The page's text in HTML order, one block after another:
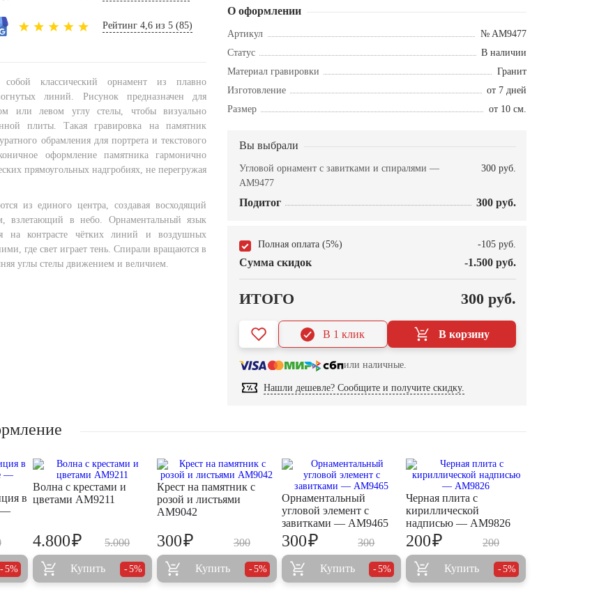
Рейтинг 4,6 из 5 (85)
собой классический орнамент из плавно
линий. Рисунок предназначен для
или левом углу стелы, чтобы визуально
плиты. Такая гравировка на памятник
обрамления для портрета и текстового
оформление памятника гармонично
прямоугольных надгробиях, не перегружая
из единого центра, создавая восходящий
в небо. Орнаментальный язык
на контрасте чётких линий и воздушных
где свет играет тень. Спирали вращаются в
углы стелы движением и величием.
О оформлении
Артикул
№ AM9477
Статус
В наличии
Материал гравировки
Гранит
Изготовление
от 7 дней
Размер
от 10 см.
Вы выбрали
Угловой орнамент с завитками и спиралями —
AM9477
300 руб.
Подитог 300 руб.
Полная оплата (5%) -105 руб.
Сумма скидок -1.500 руб.
ИТОГО 300 руб.
В корзину
В 1 клик
или наличные.
Нашли дешевле? Сообщите и получите скидку.
в
—
5%
Волна с крестами и
цветами AM9211
5.000
4.800₽
Купить 5%
Крест на памятник с
розой и листьями
AM9042
300
300₽
Купить 5%
Орнаментальный
угловой элемент с
завитками — AM9465
300
300₽
Купить 5%
Черная плита с
кириллической
надписью — AM9826
200
200₽
Купить 5%